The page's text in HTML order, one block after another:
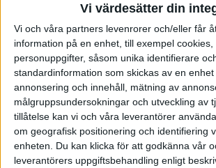
Vi värdesätter din
Vi och våra partners levenrorer och/eller får
information på en enhet, till exempel
personuppgifter, såsom unika identifierare
standardinformation som skickas av en
annonsering och innehåll, mätning av
målgruppsundersokningar och utveckling av
tillåtelse kan vi och våra leverantörer
om geografisk positionering och identifiering
enheten. Du kan klicka för att godkänna vår
leverantörers uppgiftsbehandling enligt
"lårkänning" efter Östergarn
ju var 2:a) fanns det väl meriterade
startlinjen i årets Muskölopp.
Solklar favorit var en annan
Hässelbylöpare,hinderlandslagsmannen
marathonlöpare med pers under 2.20 var
startskottet (vilket som vanligt kom senare
anger) dvs Hans Nilsson,Enhörna och Bo
Engwall,Hässelby(fjolårssegraren).